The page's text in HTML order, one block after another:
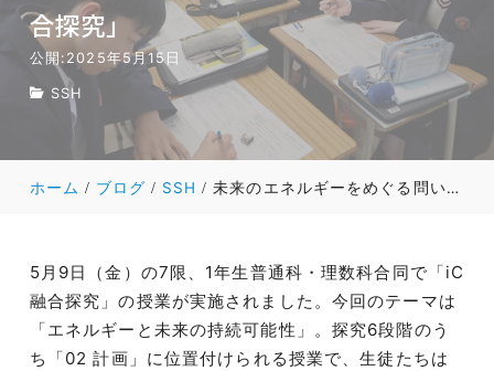
合探究」
公開:2025年5月15日
SSH
ホーム ブログ SSH 未来のエネルギーをめぐる問いを深め、「計画」へ進む一歩に——「iC融合探究」
5月9日（金）の7限、1年生普通科・理数科合同で「iC
融合探究」の授業が実施されました。今回のテーマは
「エネルギーと未来の持続可能性」。探究6段階のう
ち「02 計画」に位置付けられる授業で、生徒たちは